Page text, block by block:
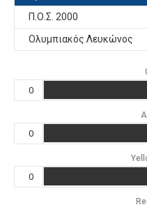
Π.Ο.Σ. 2000
Ολυμπιακός Λευκώνος
0
0
0